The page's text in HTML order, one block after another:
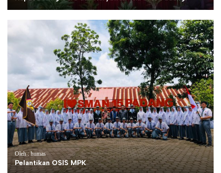
Oleh : humas
Pelantikan OSIS MPK